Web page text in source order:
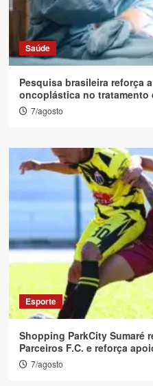
Saúde
Pesquisa brasileira reforça
oncoplástica no tratamento
7/agosto
Esporte
Shopping ParkCity Sumaré
Parceiros F.C. e reforça
7/agosto